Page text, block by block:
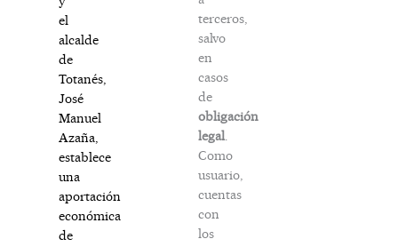
el
alcalde
de
Totanés,
José
Manuel
Azaña,
establece
una
aportación
económica
de
terceros,
salvo
en
casos
de
obligación
legal
Como
usuario,
cuentas
con
los